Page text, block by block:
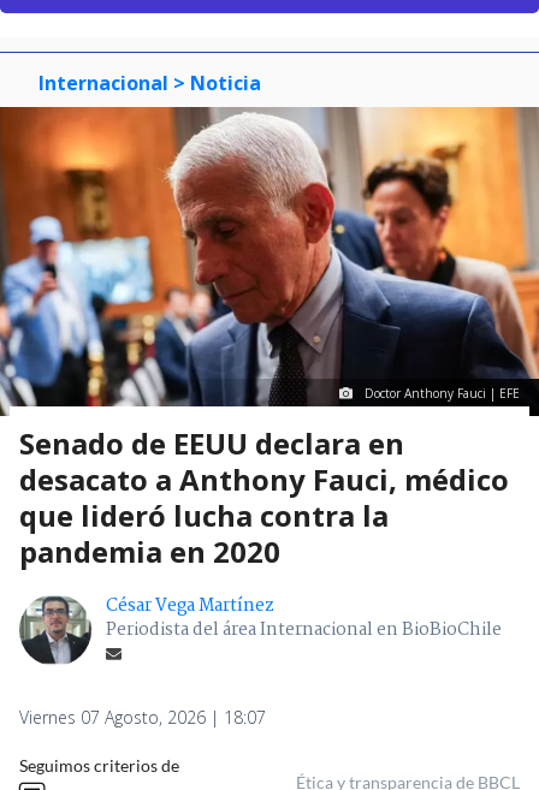
Internacional > Noticia
Doctor Anthony Fauci | EFE
Senado de EEUU declara en
desacato a Anthony Fauci, médico
que lideró lucha contra la
pandemia en 2020
César Vega Martínez
Periodista del área Internacional en BioBioChile
Viernes 07 Agosto, 2026 | 18:07
Seguimos criterios de
Ética y transparencia de BBCL